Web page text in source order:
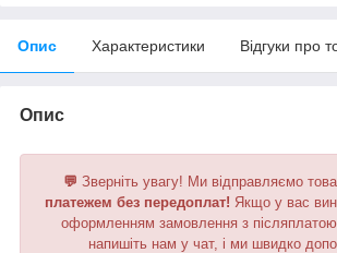
Опис Характеристики Відгуки про
Опис
💬 Зверніть увагу! Ми відправляємо
платежем без передоплат! Якщо у вас
оформленням замовлення з
напишіть нам у чат, і ми швидко